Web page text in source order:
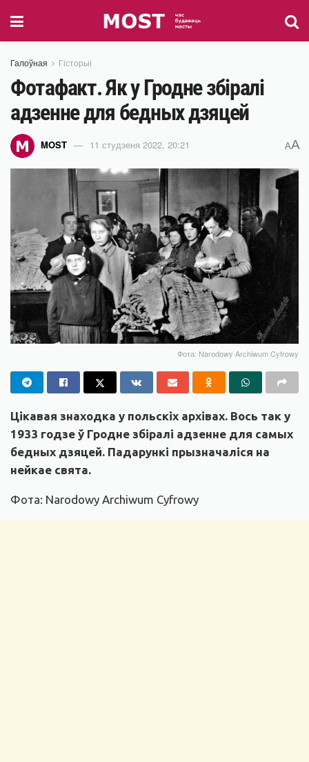
Галоўная Гісторыі
Фотафакт. Як у Гродне збіралі
адзенне для бедных дзяцей
MOST 11 студзеня 2022, 20:21 AA
Фота: Narodowy Archiwum Cyfrowy
Цікавая знаходка у польскіх архівах. Вось так у
1933 годзе ў Гродне збіралі адзенне для самых
бедных дзяцей. Падарункі прызначаліся на
нейкае свята.
Фота: Narodowy Archiwum Cyfrowy